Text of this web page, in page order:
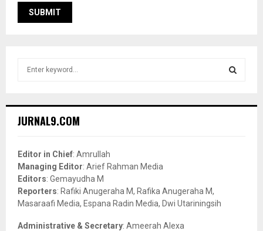
h
o
r
:
JURNAL9.COM
Editor in Chief: Amrullah
Managing Editor: Arief Rahman Media
Editors: Gemayudha M
Reporters: Rafiki Anugeraha M, Rafika Anugeraha M,
Masaraafi Media, Espana Radin Media, Dwi Utariningsih
Administrative & Secretary: Ameerah Alexa